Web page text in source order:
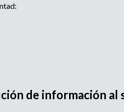
de información al